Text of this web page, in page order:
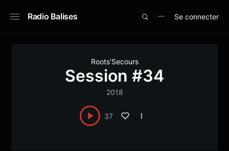
Radio Balises ⋯ Se connecter
Roots’Secours
Session #34
2018
37